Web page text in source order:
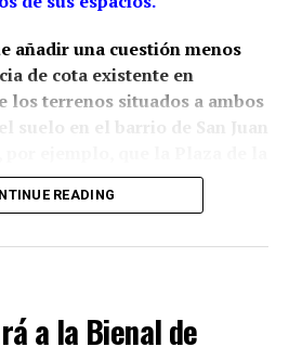
añadir una cuestión menos
de cota existente en
los terrenos situados a ambos
suelo en el barrio de San Juan
ha demostrado que
estaba presente desde la
y modificaciones urbanas.
READING
a la Bienal de